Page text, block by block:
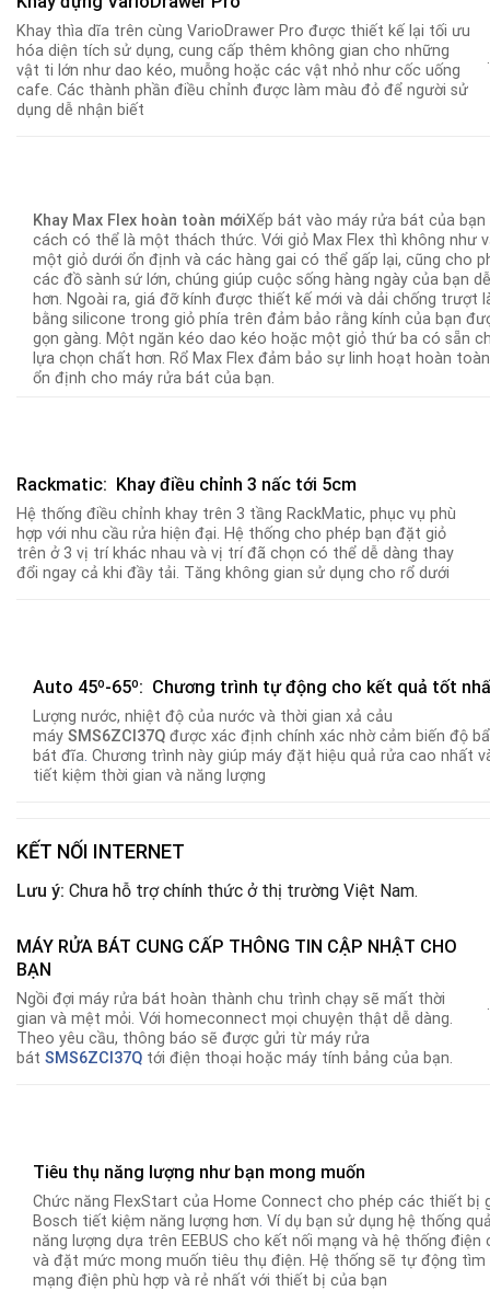
Khay thìa dĩa trên cùng VarioDrawer Pro được thiết kế lại tối ưu
hóa diện tích sử dụng, cung cấp thêm không gian cho những
vật ti lớn như dao kéo, muỗng hoặc các vật nhỏ như cốc uống
cafe. Các thành phần điều chỉnh được làm màu đỏ để người sử
dụng dễ nhận biết
.
Khay Max Flex hoàn toàn mớiXếp bát vào máy rửa bát của bạn
cách có thể là một thách thức. Với giỏ Max Flex thì không như
một giỏ dưới ổn định và các hàng gai có thể gấp lại, cũng cho
các đồ sành sứ lớn, chúng giúp cuộc sống hàng ngày của bạn
hơn. Ngoài ra, giá đỡ kính được thiết kế mới và dải chống trượt
bằng silicone trong giỏ phía trên đảm bảo rằng kính của bạn
gọn gàng. Một ngăn kéo dao kéo hoặc một giỏ thứ ba có sẵn
lựa chọn chất hơn. Rổ Max Flex đảm bảo sự linh hoạt hoàn
ổn định cho máy rửa bát của bạn.
Rackmatic: Khay điều chỉnh 3 nấc tới 5cm
Hệ thống điều chỉnh khay trên 3 tầng RackMatic, phục vụ phù
hợp với nhu cầu rửa hiện đại. Hệ thống cho phép bạn đặt giỏ
trên ở 3 vị trí khác nhau và vị trí đã chọn có thể dễ dàng thay
đổi ngay cả khi đầy tải. Tăng không gian sử dụng cho rổ dưới
Auto 45º-65º: Chương trình tự động cho kết quả tốt
Lượng nước, nhiệt độ của nước và thời gian xả cảu
máySMS6ZCI37Q được xác định chính xác nhờ cảm biến độ
bát đĩa. Chương trình này giúp máy đặt hiệu quả rửa cao nhất
tiết kiệm thời gian và năng lượng
KẾT NỐI INTERNET
Lưu ý: Chưa hỗ trợ chính thức ở thị trường Việt Nam.
MÁY RỬA BÁT CUNG CẤP THÔNG TIN CẬP NHẬT CHO
BẠN
Ngồi đợi máy rửa bát hoàn thành chu trình chạy sẽ mất thời
gian và mệt mỏi. Với homeconnect mọi chuyện thật dễ dàng.
Theo yêu cầu, thông báo sẽ được gửi từ máy rửa
bát SMS6ZCI37Q tới điện thoại hoặc máy tính bảng của bạn.
.
Tiêu thụ năng lượng như bạn mong muốn
Chức năng FlexStart của Home Connect cho phép các thiết bị
Bosch tiết kiệm năng lượng hơn. Ví dụ bạn sử dụng hệ thống
năng lượng dựa trên EEBUS cho kết nối mạng và hệ thống điện
và đặt mức mong muốn tiêu thụ điện. Hệ thống sẽ tự động tìm
mạng điện phù hợp và rẻ nhất với thiết bị của bạn